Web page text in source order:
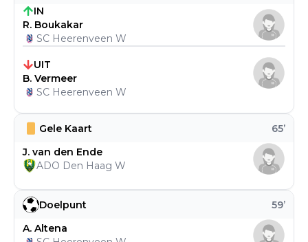
Doelpunt 59’
A. Altena
Gele Kaart 65’
J. van den Ende
ADO Den Haag W
IN
R. Boukakar
SC Heerenveen W
UIT
B. Vermeer
SC Heerenveen W